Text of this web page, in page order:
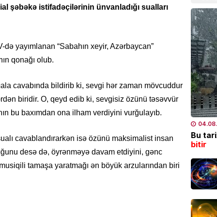
şəbəkə istifadəçilərinin ünvanladığı sualları
yayımlanan “Sabahın xeyir, Azərbaycan”
qonağı olub.
cavabında bildirib ki, sevgi hər zaman mövcuddur
biridir. O, qeyd edib ki, sevgisiz özünü təsəvvür
bu baxımdan ona ilham verdiyini vurğulayıb.
cavablandırarkən isə özünü maksimalist insan
desə də, öyrənməyə davam etdiyini, gənc
tamaşa yaratmağı ən böyük arzularından biri
–ŞOK
DİN
etdi
Bu
bitir